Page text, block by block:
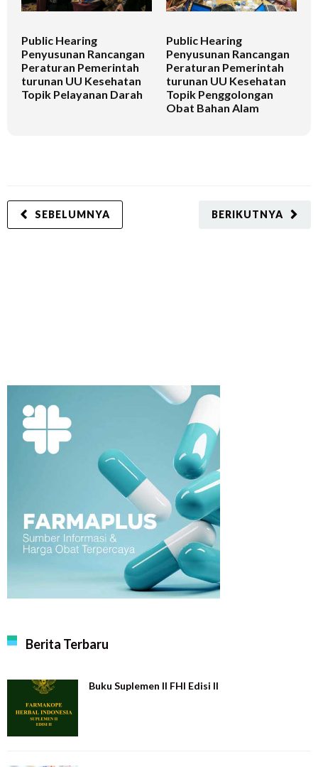
Public Hearing
Penyusunan Rancangan
Peraturan Pemerintah
turunan UU Kesehatan
Topik Pelayanan Darah
Public Hearing
Penyusunan Rancangan
Peraturan Pemerintah
turunan UU Kesehatan
Topik Penggolongan
Obat Bahan Alam
BERIKUTNYA
SEBELUMNYA
Berita Terbaru
Buku Suplemen II FHI Edisi II